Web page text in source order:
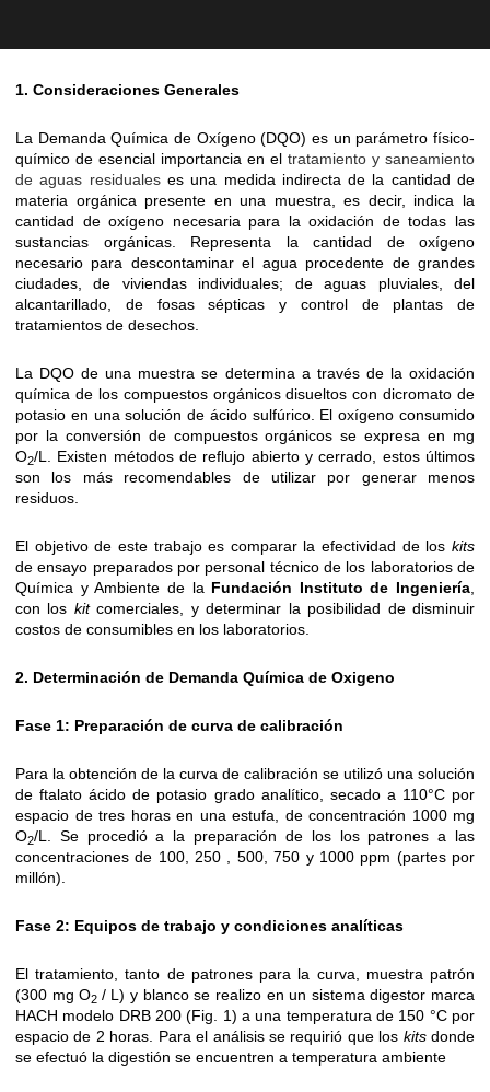
1. Consideraciones Generales
La Demanda Química de Oxígeno (DQO) es un parámetro físico-
químico de esencial importancia en el tratamiento y saneamiento
de aguas residualeses una medida indirecta de la cantidad de
materia orgánica presente en una muestra, es decir, indica la
cantidad de oxígeno necesaria para la oxidación de todas las
sustancias orgánicas. Representa la cantidad de oxígeno
necesario para descontaminar el agua procedente de grandes
ciudades, de viviendas individuales; de aguas pluviales, del
alcantarillado, de fosas sépticas y control de plantas de
tratamientos de desechos.
La DQO de una muestra se determina a través de la oxidación
química de los compuestos orgánicos disueltos con dicromato de
potasio en una solución de ácido sulfúrico. El oxígeno consumido
por la conversión de compuestos orgánicos se expresa en mg
O2/L. Existen métodos de reflujo abierto y cerrado, estos últimos
son los más recomendables de utilizar por generar menos
residuos.
El objetivo de este trabajo es comparar la efectividad de los kits
de ensayo preparados por personal técnico de los laboratorios de
Química y Ambiente de laFundación Instituto de Ingeniería,
con los kitcomerciales, y determinar la posibilidad de disminuir
costos de consumibles en los laboratorios.
2. Determinación de Demanda Química de Oxigeno
Fase 1: Preparación de curva de calibración
Para la obtención de la curva de calibración se utilizó una solución
de ftalato ácido de potasio grado analítico, secado a 110°C por
espacio de tres horas en una estufa, de concentración 1000 mg
O2/L. Se procedió a la preparación de los los patrones a las
concentraciones de 100, 250 , 500, 750 y 1000 ppm (partes por
millón).
Fase 2: Equipos de trabajo y condiciones analíticas
El tratamiento, tanto de patrones para la curva, muestra patrón
(300 mg O2 / L) y blanco se realizo en un sistema digestor marca
HACH modelo DRB 200 (Fig. 1) a una temperatura de 150 °C por
espacio de 2 horas. Para el análisis se requirió que los kitsdonde
se efectuó la digestión se encuentren a temperatura ambiente